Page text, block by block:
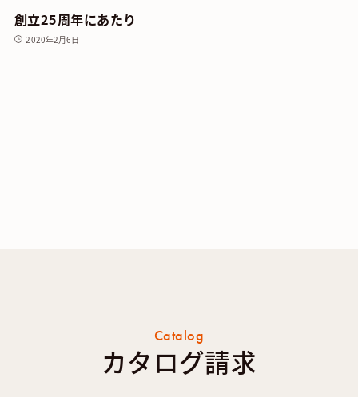
創立25周年にあたり
2020年2月6日
Catalog
カタログ請求